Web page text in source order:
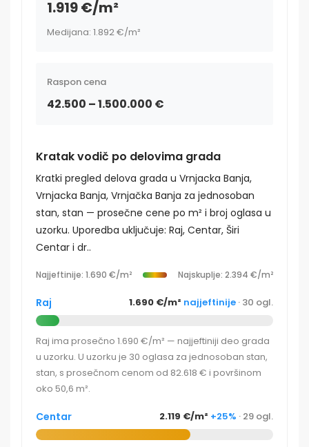
1.919 €/m²
Medijana: 1.892 €/m²
Raspon cena
42.500 – 1.500.000 €
Kratak vodič po delovima grada
Kratki pregled delova grada u Vrnjacka Banja,
Vrnjacka Banja, Vrnjačka Banja za jednosoban
stan, stan — prosečne cene po m² i broj oglasa u
uzorku. Uporedba uključuje: Raj, Centar, Širi
Centar i dr..
Najjeftinije: 1.690 €/m² Najskuplje: 2.394 €/m²
Raj 1.690 €/m² najjeftinije · 30 ogl.
Raj ima prosečno 1.690 €/m² — najjeftiniji deo grada
u uzorku. U uzorku je 30 oglasa za jednosoban stan,
stan, s prosečnom cenom od 82.618 € i površinom
oko 50,6 m².
Centar 2.119 €/m² +25% · 29 ogl.